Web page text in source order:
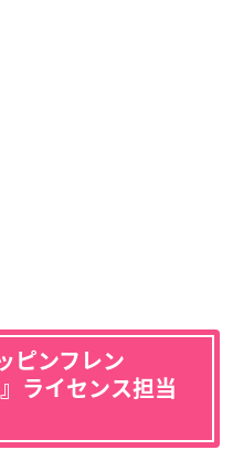
ピンフレン
ライセンス担当